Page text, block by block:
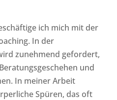
ich mich mit der
In der
zunehmend gefordert,
und
In meiner Arbeit
Spüren, das oft